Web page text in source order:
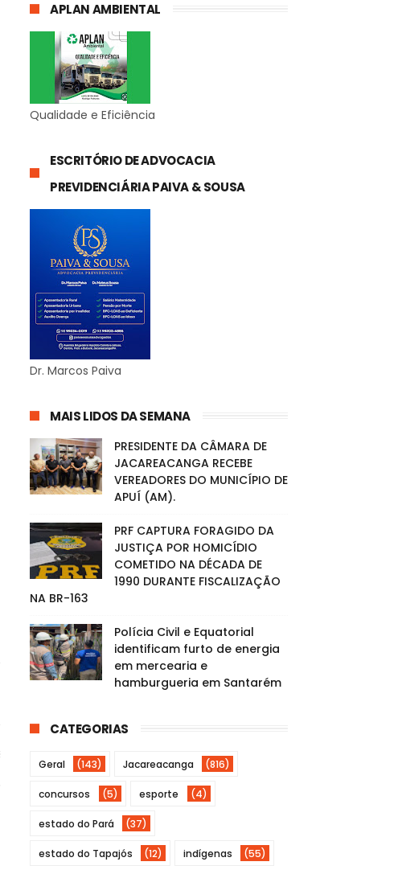
APLAN AMBIENTAL
Qualidade e Eficiência
ESCRITÓRIO DE ADVOCACIA
PREVIDENCIÁRIA PAIVA & SOUSA
Dr. Marcos Paiva
MAIS LIDOS DA SEMANA
PRESIDENTE DA CÂMARA DE
JACAREACANGA RECEBE
VEREADORES DO MUNICÍPIO DE
APUÍ (AM).
PRF CAPTURA FORAGIDO DA
JUSTIÇA POR HOMICÍDIO
COMETIDO NA DÉCADA DE
1990 DURANTE FISCALIZAÇÃO
NA BR-163
Polícia Civil e Equatorial
identificam furto de energia
em mercearia e
hamburgueria em Santarém
CATEGORIAS
Geral (143) Jacareacanga (816)
concursos (5) esporte (4)
estado do Pará (37)
estado do Tapajós (12) indígenas (55)